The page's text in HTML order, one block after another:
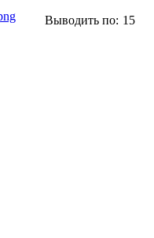
Выводить по: 15